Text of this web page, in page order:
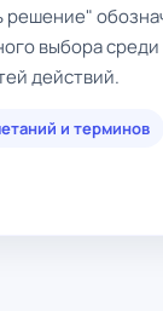
решение"
выбора среди
действий.
и терминов